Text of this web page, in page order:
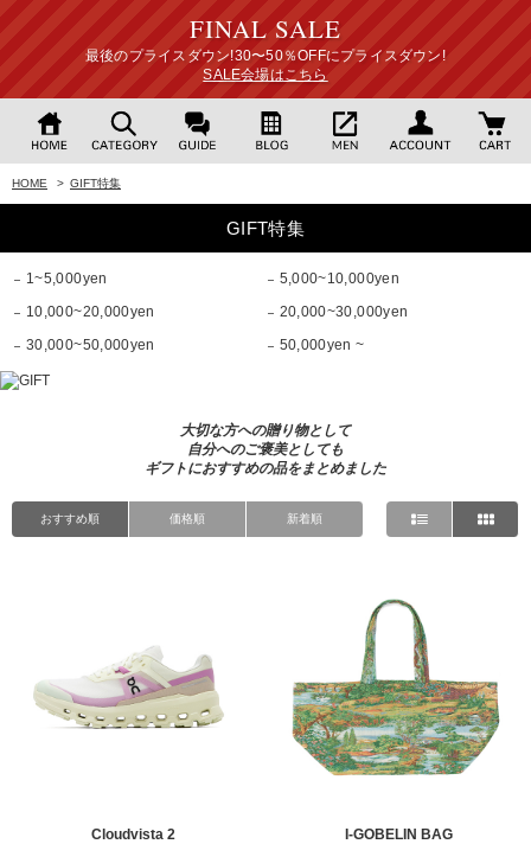
FINAL SALE
最後のプライスダウン!30〜50％OFFにプライスダウン!
SALE会場はこちら
HOME > GIFT特集
GIFT特集
1~5,000yen
5,000~10,000yen
10,000~20,000yen
20,000~30,000yen
30,000~50,000yen
50,000yen ~
大切な方への贈り物として
自分へのご褒美としても
ギフトにおすすめの品をまとめました
おすすめ順 価格順 新着順
Cloudvista 2 I-GOBELIN BAG